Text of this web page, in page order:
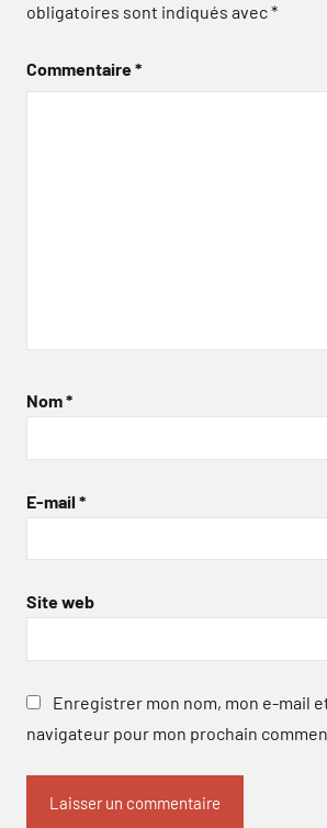
obligatoires sont indiqués avec*
Commentaire*
Nom*
E-mail *
Site web
Enregistrer mon nom, mon e-mail
navigateur pour mon prochain